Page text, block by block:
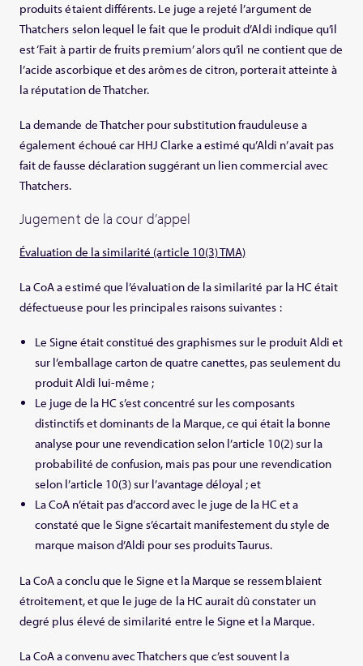
produits étaient différents. Le juge a rejeté l’argument de
Thatchers selon lequel le fait que le produit d’Aldi indique qu’il
est ‘Fait à partir de fruits premium’ alors qu’il ne contient que de
l’acide ascorbique et des arômes de citron, porterait atteinte à
la réputation de Thatcher.
La demande de Thatcher pour substitution frauduleuse a
également échoué car HHJ Clarke a estimé qu’Aldi n’avait pas
fait de fausse déclaration suggérant un lien commercial avec
Thatchers.
Jugement de la cour d’appel
Évaluation de la similarité (article 10(3) TMA)
La CoA a estimé que l’évaluation de la similarité par la HC était
défectueuse pour les principales raisons suivantes :
Le Signe était constitué des graphismes sur le produit Aldi et
sur l’emballage carton de quatre canettes, pas seulement du
produit Aldi lui-même ;
Le juge de la HC s’est concentré sur les composants
distinctifs et dominants de la Marque, ce qui était la bonne
analyse pour une revendication selon l’article 10(2) sur la
probabilité de confusion, mais pas pour une revendication
selon l’article 10(3) sur l’avantage déloyal ; et
La CoA n’était pas d’accord avec le juge de la HC et a
constaté que le Signe s’écartait manifestement du style de
marque maison d’Aldi pour ses produits Taurus.
La CoA a conclu que le Signe et la Marque se ressemblaient
étroitement, et que le juge de la HC aurait dû constater un
degré plus élevé de similarité entre le Signe et la Marque.
La CoA a convenu avec Thatchers que c’est souvent la